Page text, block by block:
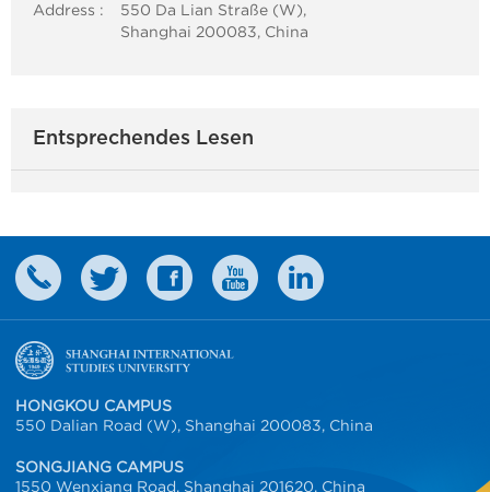
Address :
550 Da Lian Straße (W),
Shanghai 200083, China
Entsprechendes Lesen
HONGKOU CAMPUS
550 Dalian Road (W), Shanghai 200083, China
SONGJIANG CAMPUS
1550 Wenxiang Road, Shanghai 201620, China